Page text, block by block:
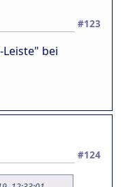
#123
bei
#124